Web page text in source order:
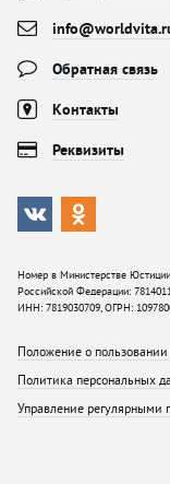
Обратная связь
Контакты
Реквизиты
Номер в Министерстве Юстиции
Российской Федерации:
ИНН: 7819030709, ОГРН:
Положение о пользовании
Политика персональных
Управление регулярными